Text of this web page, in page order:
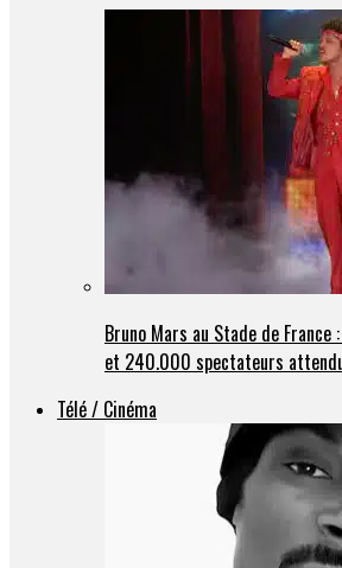
Bruno Mars au Stade de
et 240.000 spectateurs
Télé / Cinéma